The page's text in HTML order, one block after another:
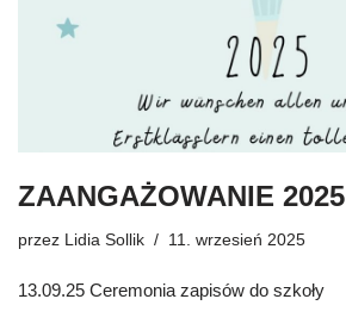
ZAANGAŻOWANIE 2025
przez Lidia Sollik 11. wrzesień 2025
13.09.25 Ceremonia zapisów do szkoły